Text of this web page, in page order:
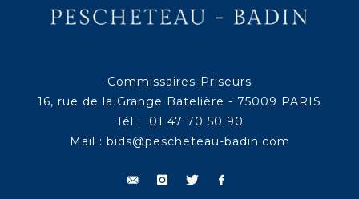
Commissaires-Priseurs
16, rue de la Grange Batelière - 75009 PARIS
Tél : 01 47 70 50 90
Mail : bids@pescheteau-badin.com